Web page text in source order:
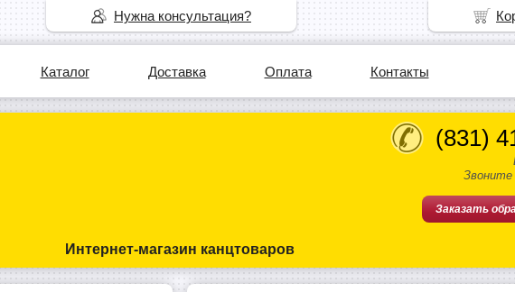
Каталог Доставка Оплата Контакты
(831)
Звоните
Заказать
Интернет-магазин канцтоваров
Нужна консультация?